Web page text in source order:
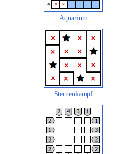
Aquarium
Sternenkampf